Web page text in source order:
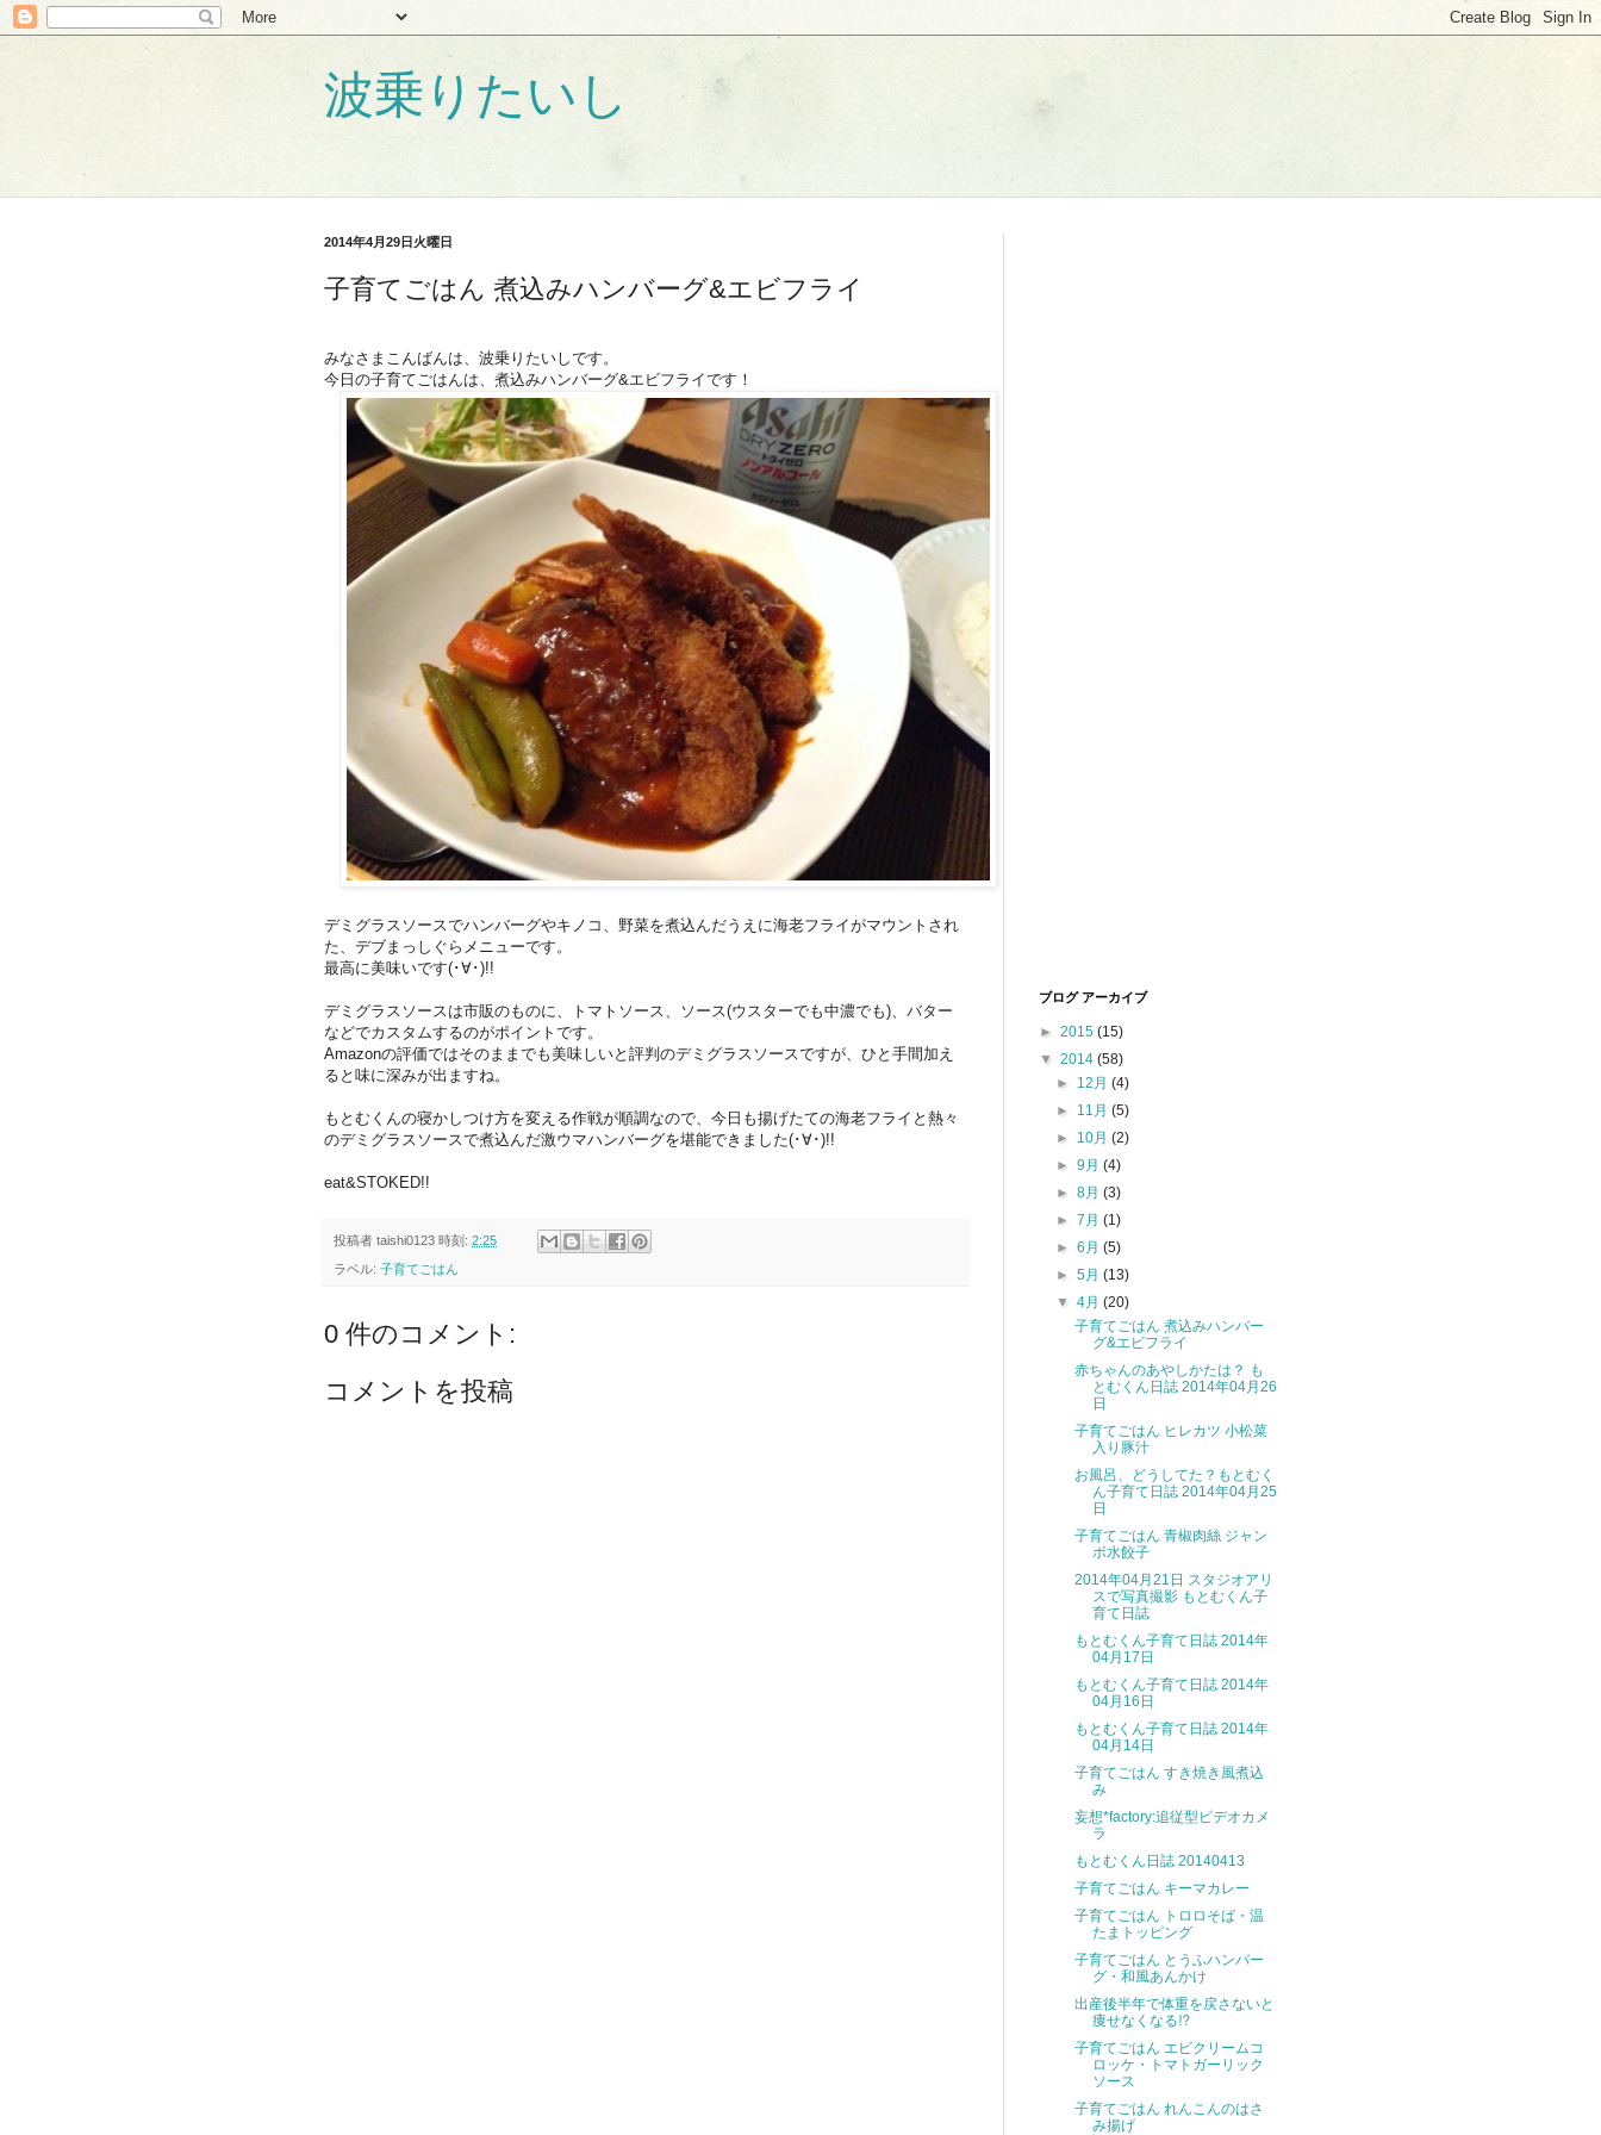
波乗りたいし
2014年4月29日火曜日
子育てごはん 煮込みハンバーグ&エビフライ
みなさまこんばんは、波乗りたいしです。
今日の子育てごはんは、煮込みハンバーグ&エビフライです！
デミグラスソースでハンバーグやキノコ、野菜を煮込んだうえに海老フライがマウントされ
た、デブまっしぐらメニューです。
最高に美味いです(･∀･)!!
デミグラスソースは市販のものに、トマトソース、ソース(ウスターでも中濃でも)、バター
などでカスタムするのがポイントです。
Amazonの評価ではそのままでも美味しいと評判のデミグラスソースですが、ひと手間加え
ると味に深みが出ますね。
もとむくんの寝かしつけ方を変える作戦が順調なので、今日も揚げたての海老フライと熱々
のデミグラスソースで煮込んだ激ウマハンバーグを堪能できました(･∀･)!!
eat&STOKED!!
投稿者 taishi0123 時刻: 2:25
ラベル: 子育てごはん
0 件のコメント:
コメントを投稿
ブログ アーカイブ
► 2015 (15)
▼ 2014 (58)
► 12月(4)
► 11月(5)
► 10月(2)
►9月(4)
►8月(3)
►7月(1)
►6月(5)
►5月(13)
▼4月(20)
子育てごはん 煮込みハンバー
グ&エビフライ
赤ちゃんのあやしかたは？ も
とむくん日誌 2014年04月26
日
子育てごはん ヒレカツ 小松菜
入り豚汁
お風呂、どうしてた？もとむく
ん子育て日誌 2014年04月25
日
子育てごはん 青椒肉絲 ジャン
ボ水餃子
2014年04月21日 スタジオアリ
スで写真撮影 もとむくん子
育て日誌
もとむくん子育て日誌 2014年
04月17日
もとむくん子育て日誌 2014年
04月16日
もとむくん子育て日誌 2014年
04月14日
子育てごはん すき焼き風煮込
み
妄想*factory:追従型ビデオカメ
ラ
もとむくん日誌 20140413
子育てごはん キーマカレー
子育てごはん トロロそば・温
たまトッピング
子育てごはん とうふハンバー
グ・和風あんかけ
出産後半年で体重を戻さないと
痩せなくなる⁉︎
子育てごはん エビクリームコ
ロッケ・トマトガーリック
ソース
子育てごはん れんこんのはさ
み揚げ